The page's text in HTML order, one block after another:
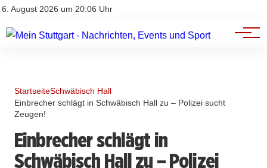
6. August 2026 um 20:06 Uhr
Impressum
Branchenbuch
Werbung
StartseiteSchwäbisch Hall
Einbrecher schlägt in Schwäbisch Hall zu – Polizei sucht
Zeugen!
Einbrecher schlägt in
Schwäbisch Hall zu – Polizei